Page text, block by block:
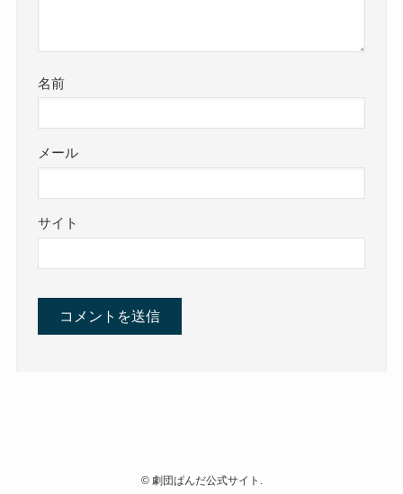
名前
メール
サイト
©劇団ぱんだ公式サイト.